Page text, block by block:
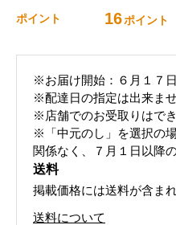
ポイント 16ポイント
※お届け開始：６月１７
※配達日の指定は出来ませ
※店舗でのお受取りはでき
※「中元のし」を選択の
関係なく、７月１日以降
送料
掲載価格には送料が含ま
送料について